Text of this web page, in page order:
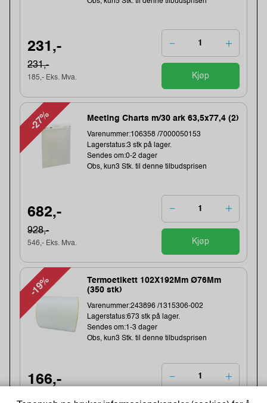
Obs, kun5 Stk. til denne tilbudsprisen
231,-
231,-
185,- Eks. Mva. Kjøp
-27% Meeting Charts m/30 ark 63,5x77,4 (2)
Varenummer:106358 /7000050153
Lagerstatus:3 stk på lager.
Sendes om:0-2 dager
Obs, kun3 Stk. til denne tilbudsprisen
682,-
928,-
546,- Eks. Mva. Kjøp
-19%
Termoetikett 102X192Mm Ø76Mm
(350 stk)
Varenummer:243896 /1315306-002
Lagerstatus:673 stk på lager.
Sendes om:1-3 dager
Obs, kun3 Stk. til denne tilbudsprisen
166,-